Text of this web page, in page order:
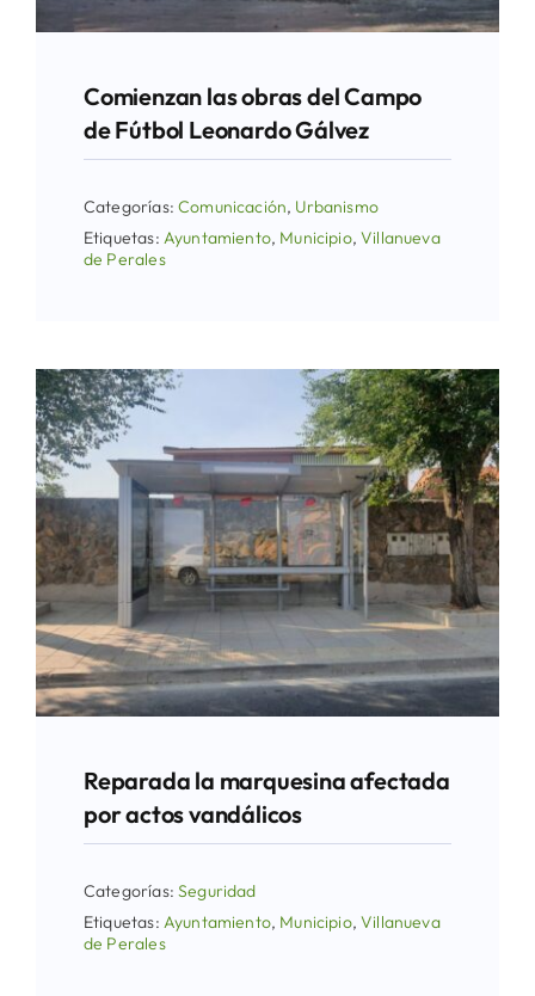
Comienzan las obras del Campo
de Fútbol Leonardo Gálvez
Categorías:Comunicación, Urbanismo
Etiquetas: Ayuntamiento, Municipio,Villanueva
de Perales
Reparada la marquesina afectada
por actos vandálicos
Categorías:Seguridad
Etiquetas: Ayuntamiento, Municipio,Villanueva
de Perales